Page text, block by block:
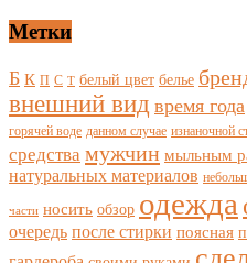
Метки
Б К П С Т белый цвет белье
внешний вид время года
горячей воде данном случае изнаночной
средства мужчин мыльным
натуральных материалов
части носить обзор одежда
очередь после стирки поясная